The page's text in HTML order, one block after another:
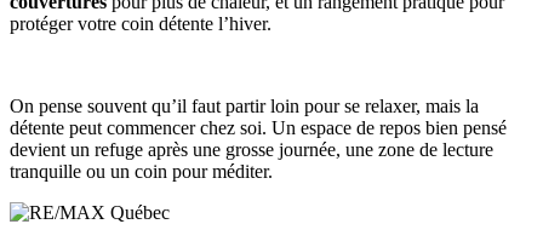
protéger votre coin détente l’hiver.
On pense souvent qu’il faut partir loin pour se relaxer, mais la
détente peut commencer chez soi. Un espace de repos bien pensé
devient un refuge après une grosse journée, une zone de lecture
tranquille ou un coin pour méditer.